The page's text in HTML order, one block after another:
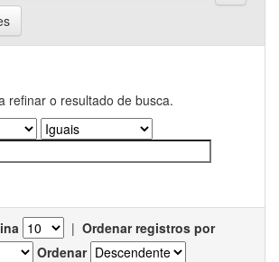
refinar o resultado de busca.
| Ordenar registros por
Ordenar